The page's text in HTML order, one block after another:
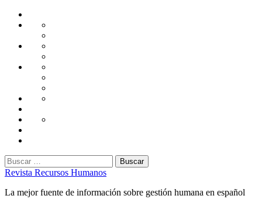
Saltar
Administración
Capacitación
Desarrollo
Gestión
Laborales
Selección
Buscar:
Revista Recursos Humanos
La mejor fuente de información sobre gestión humana en español